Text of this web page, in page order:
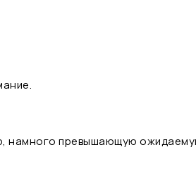
намного превышающую